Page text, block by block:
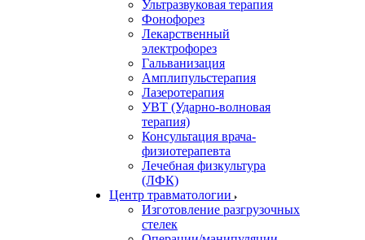
Ультразвуковая терапия
Фонофорез
Лекарственный
электрофорез
Гальванизация
Амплипульстерапия
Лазеротерапия
УВТ (Ударно-волновая
терапия)
Консультация врача-
физиотерапевта
Лечебная физкультура
(ЛФК)
Центр травматологии
Изготовление разгрузочных
стелек